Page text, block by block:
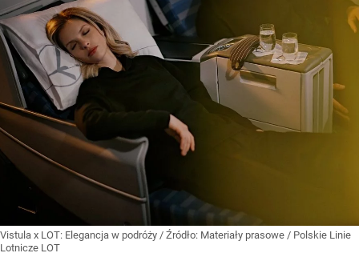
Vistula x LOT: Elegancja w podróży / Źródło: Materiały prasowe / Polskie Linie
Lotnicze LOT